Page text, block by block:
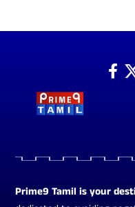
Prime9 Tamil is your